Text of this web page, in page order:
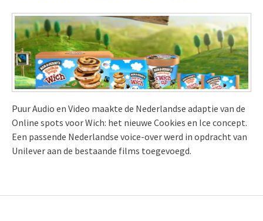
Puur Audio en Video maakte de Nederlandse adaptie van de
Online spots voor Wich: het nieuwe Cookies en Ice concept.
Een passende Nederlandse voice-over werd in opdracht van
Unilever aan de bestaande films toegevoegd.